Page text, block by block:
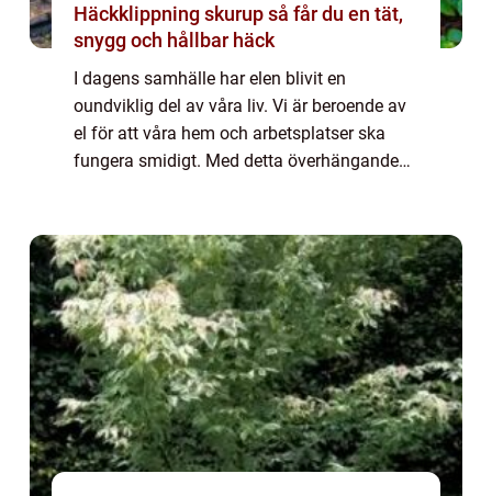
Häckklippning skurup så får du en tät,
snygg och hållbar häck
I dagens samhälle har elen blivit en
oundviklig del av våra liv. Vi är beroende av
el för att våra hem och arbetsplatser ska
fungera smidigt. Med detta överhängande